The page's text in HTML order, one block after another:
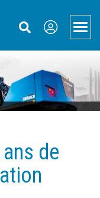
Menu
de